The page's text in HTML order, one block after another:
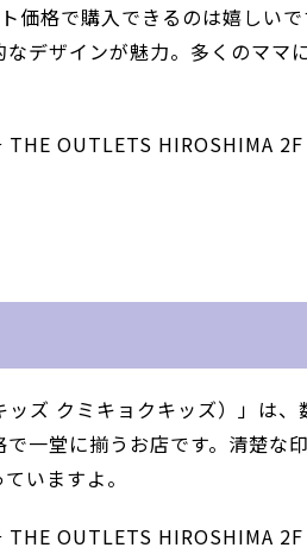
価格で購入できるのは嬉しい
デザインが魅力。多くのママ
OUTLETS HIROSHIMA 2F
ッズ クミキョクキッズ）」は
一堂に揃うお店です。清楚な
いますよ。
OUTLETS HIROSHIMA 2F